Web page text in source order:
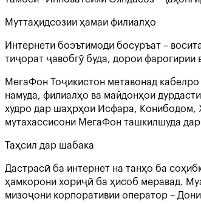
Муттаҳидсозии ҳамаи филиалҳо
Интернети боэътимоди босуръат –
тиҷорат ҷавобгӯ буда, дорои
МегаФон Тоҷикистон метавонад
намуда, филиалҳо ва майдонҳои
худро дар шаҳрҳои Исфара, Конибодом,
мутахассисони МегаФон ташкилшуда
Таҳсил дар шабака
Дастрасӣ ба интернет на танҳо ба
ҳамкорони хориҷӣ ба ҳисоб меравад.
мизоҷони корпоративии оператор –